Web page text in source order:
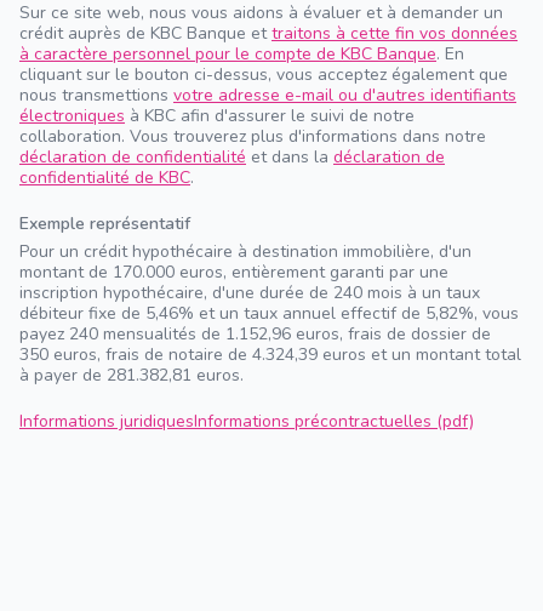
Sur ce site web, nous vous aidons à évaluer et à demander un
crédit auprès de KBC Banque ettraitons à cette fin vos données
à caractère personnel pour le compte de KBC Banque. En
cliquant sur le bouton ci-dessus, vous acceptez également que
nous transmettions votre adresse e-mail ou d'autres identifiants
électroniques à KBC afin d'assurer le suivi de notre
collaboration. Vous trouverez plus d'informations dans notre
déclaration de confidentialité et dans la déclaration de
confidentialité de KBC.
Exemple représentatif
Pour un crédit hypothécaire à destination immobilière, d'un
montant de 170.000 euros, entièrement garanti par une
inscription hypothécaire, d'une durée de 240 mois à un taux
débiteur fixe de 5,46% et un taux annuel effectif de 5,82%, vous
payez 240 mensualités de 1.152,96 euros, frais de dossier de
350 euros, frais de notaire de 4.324,39 euros et un montant total
à payer de 281.382,81 euros.
Informations juridiquesInformations précontractuelles (pdf)